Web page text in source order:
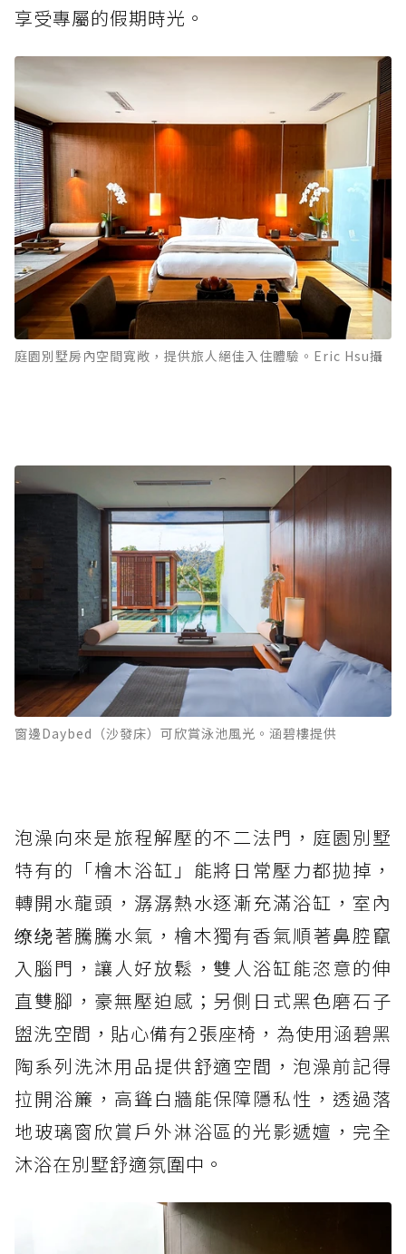
享受專屬的假期時光。
庭園別墅房內空間寬敞，提供旅人絕佳入住體驗。Eric Hsu攝
窗邊Daybed（沙發床）可欣賞泳池風光。涵碧樓提供
泡澡向來是旅程解壓的不二法門，庭園別墅
特有的「檜木浴缸」能將日常壓力都拋掉，
轉開水龍頭，潺潺熱水逐漸充滿浴缸，室內
缭绕著騰騰水氣，檜木獨有香氣順著鼻腔竄
入腦門，讓人好放鬆，雙人浴缸能恣意的伸
直雙腳，豪無壓迫感；另側日式黑色磨石子
盥洗空間，貼心備有2張座椅，為使用涵碧黑
陶系列洗沐用品提供舒適空間，泡澡前記得
拉開浴簾，高聳白牆能保障隱私性，透過落
地玻璃窗欣賞戶外淋浴區的光影遞嬗，完全
沐浴在別墅舒適氛圍中。